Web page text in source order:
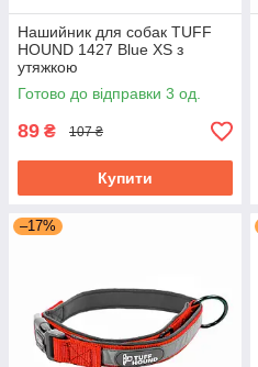
Нашийник для собак TUFF
HOUND 1427 Blue XS з
утяжкою
Готово до відправки 3 од.
89 ₴ 107 ₴
Купити
–17%